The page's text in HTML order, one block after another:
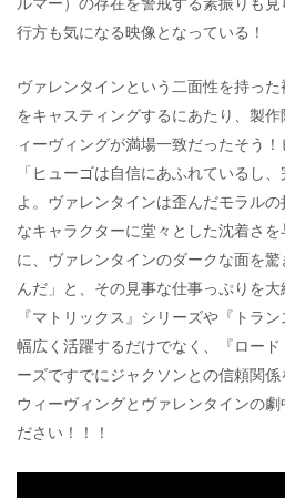
行方も気になる映像となっている！
ヴァレンタインという二面性を持っ
をキャスティングするにあたり、製
ィーヴィングが満場一致だったそう
「ヒューゴは自信にあふれているし
よ。ヴァレンタインは歪んだモラル
なキャラクターに堂々とした沈着さ
に、ヴァレンタインのダークな面を
んだ」と、その見事な仕事っぷりを大
『マトリックス』シリーズや『トラ
幅広く活躍するだけでなく、『ロー
ーズですでにジャクソンとの信頼関
ウィーヴィングとヴァレンタインの
ださい！！！